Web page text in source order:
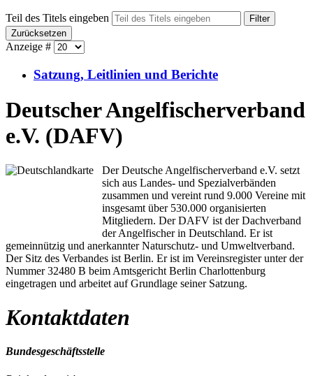
Teil des Titels eingeben
Filter
Zurücksetzen
Anzeige #
Satzung, Leitlinien und Berichte
Deutscher Angelfischerverband
e.V. (DAFV)
Der Deutsche Angelfischerverband e.V. setzt
sich aus Landes- und Spezialverbänden
zusammen und vereint rund 9.000 Vereine mit
insgesamt über 530.000 organisierten
Mitgliedern. Der DAFV ist der Dachverband
der Angelfischer in Deutschland. Er ist
gemeinnützig und anerkannter Naturschutz- und Umweltverband.
Der Sitz des Verbandes ist Berlin. Er ist im Vereinsregister unter der
Nummer 32480 B beim Amtsgericht Berlin Charlottenburg
eingetragen und arbeitet auf Grundlage seiner Satzung.
Kontaktdaten
Bundesgeschäftsstelle